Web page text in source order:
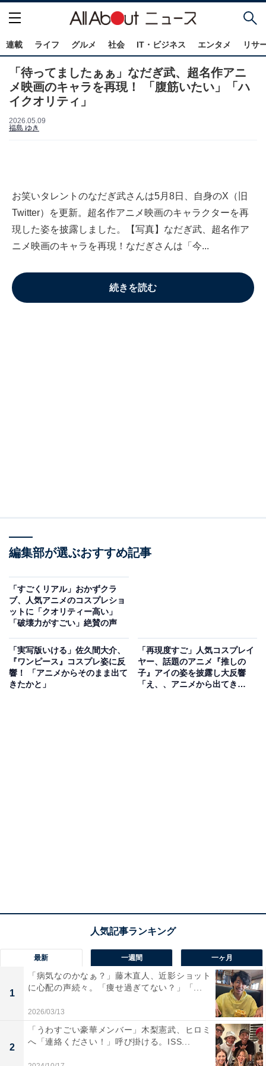
連載 ライフ グルメ 社会 IT・ビジネス エンタメ リサ
「待ってましたぁぁ」なだぎ武、超名作アニ
メ映画のキャラを再現！ 「腹筋いたい」「ハ
イクオリティ」
2026.05.09
福島 ゆき
お笑いタレントのなだぎ武さんは5月8日、自身のX（旧
Twitter）を更新。超名作アニメ映画のキャラクターを再
現した姿を披露しました。【写真】なだぎ武、超名作ア
ニメ映画のキャラを再現！なだぎさんは「今...
続きを読む
編集部が選ぶおすすめ記事
「すごくリアル」おかずクラ
ブ、人気アニメのコスプレショ
ットに「クオリティー高い」
「破壊力がすごい」絶賛の声
「実写版いける」佐久間大介、
『ワンピース』コスプレ姿に反
響！ 「アニメからそのまま出て
きたかと」
「再現度すご」人気コスプレイ
ヤー、話題のアニメ『推しの
子』アイの姿を披露し大反響
「え、、アニメから出てき
最新 一週間 一ヶ月
1
「病気なのかなぁ？」藤木直人、近影ショット
に心配の声続々。「痩せ過ぎてない？」「...
2026/03/13
2
「うわすごい豪華メンバー」木梨憲武、ヒロミ
へ「連絡ください！」呼び掛ける。ISS...